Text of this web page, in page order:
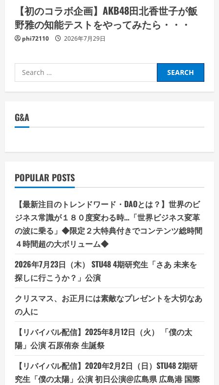
【初のコラボ企画】AKB48田北香世子が飯
野雅の知能テストをやってみたら・・・
phi72110 2026年7月29日
Search
for:
G&A
POPULAR POSTS
【最新注目のトレンドワード・DAOとは？】世界のビ
ジネス常識が１８０度変わる時…「世界ビジネス変革
の波に乗る」◆限定２大特典付きでコンテンツ総時間
４時間超の大ボリューム◆
2026年7月23日（木） STU48 4期研究生「さあ 未来を
探しに行こうか？」公演
クリスマス、お正月には素敵なプレゼントを大切なあ
の人に
【リバイバル配信】2025年8月12日（火） 「僕の太
陽」公演 石原侑奈 生誕祭
【リバイバル配信】2020年2月2日（日）STU48 2期研
究生「僕の太陽」公演 初日公演@広島県 広島港 国際